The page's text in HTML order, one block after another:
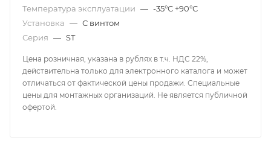
Температура эксплуатации — -35°С +90°С
Установка — С винтом
Серия — ST
Цена розничная, указана в рублях в т.ч. НДС 22%,
действительна только для электронного каталога и может
отличаться от фактической цены продажи. Специальные
цены для монтажных организаций. Не является публичной
офертой.